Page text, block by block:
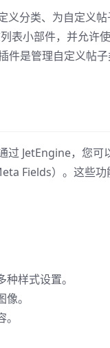
义分类、为自定义
表小部件，并允许
件是管理自定义帖
JetEngine，您可
Fields）。这些
样式设置。
。